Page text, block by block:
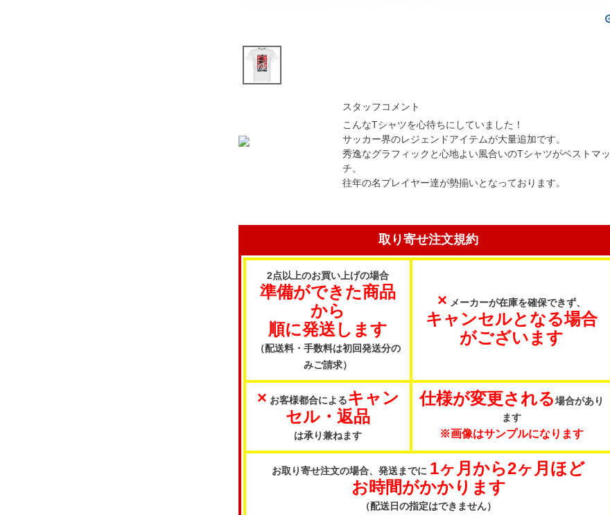
スタッフコメント
こんなTシャツを心待ちにしていました！
サッカー界のレジェンドアイテムが大量追加です。
秀逸なグラフィックと心地よい風合いのTシャツがベストマッ
チ。
往年の名プレイヤー達が勢揃いとなっております。
取り寄せ注文規約
2点以上のお買い上げの場合
準備ができた商品
から
順に発送します
（配送料・手数料は初回発送分の
みご請求）
× メーカーが在庫を確保できず、
キャンセルとなる場合
がございます
× お客様都合によるキャン
セル・返品
は承り兼ねます
仕様が変更される場合があり
ます
※画像はサンプルになります
お取り寄せ注文の場合、発送までに 1ヶ月から2ヶ月ほど
お時間がかかります
（配送日の指定はできません）